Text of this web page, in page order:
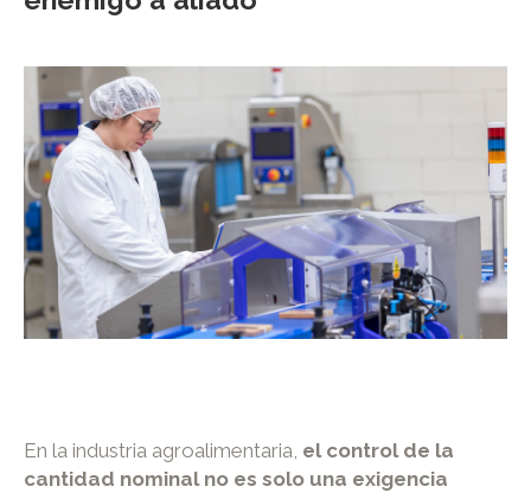
En la industria agroalimentaria, el control de la
cantidad nominal no es solo una exigencia